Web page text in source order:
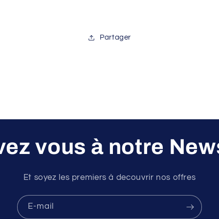
42
Partager
vous à notre
Et soyez les premiers à decouvrir nos offres
E-mail